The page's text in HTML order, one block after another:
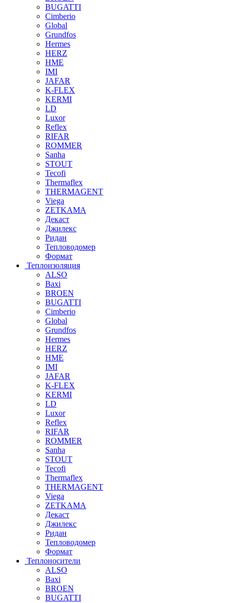
BUGATTI
Cimberio
Global
Grundfos
Hermes
HERZ
HME
IMI
JAFAR
K-FLEX
KERMI
LD
Luxor
Reflex
RIFAR
ROMMER
Sanha
STOUT
Tecofi
Thermaflex
THERMAGENT
Viega
ZETKAMA
Декаст
Джилекс
Ридан
Тепловодомер
Формат
Теплоизоляция
ALSO
Baxi
BROEN
BUGATTI
Cimberio
Global
Grundfos
Hermes
HERZ
HME
IMI
JAFAR
K-FLEX
KERMI
LD
Luxor
Reflex
RIFAR
ROMMER
Sanha
STOUT
Tecofi
Thermaflex
THERMAGENT
Viega
ZETKAMA
Декаст
Джилекс
Ридан
Тепловодомер
Формат
Теплоносители
ALSO
Baxi
BROEN
BUGATTI